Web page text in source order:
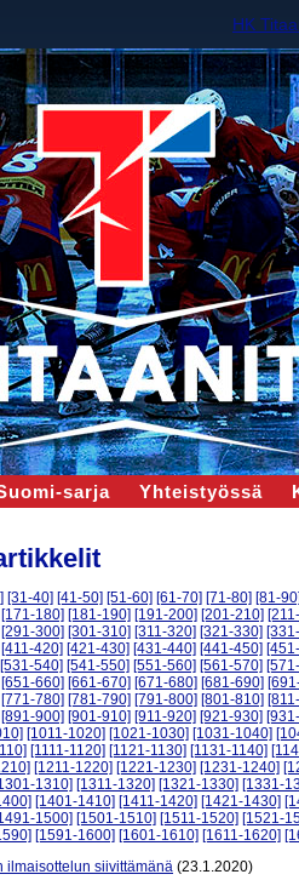
HK
sarja Yhteistyössä
[31-40] [41-50] [51-60] [61-70] [71-80] [81-90]
[171-180] [181-190] [191-200] [201-210]
[291-300] [301-310] [311-320] [321-330]
[411-420] [421-430] [431-440] [441-450]
[531-540] [541-550] [551-560] [561-570]
[651-660] [661-670] [671-680] [681-690]
[771-780] [781-790] [791-800] [801-810]
[891-900] [901-910] [911-920] [921-930]
[1011-1020] [1021-1030] [1031-1040]
[1111-1120] [1121-1130] [1131-1140]
[1211-1220] [1221-1230] [1231-1240]
1310] [1311-1320] [1321-1330] [1331-
[1401-1410] [1411-1420] [1421-1430]
1500] [1501-1510] [1511-1520] [1521-
[1591-1600] [1601-1610] [1611-1620]
ilmaisottelun siivittämänä (23.1.2020)